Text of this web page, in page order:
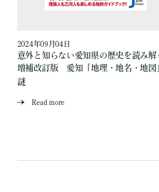
2024年09月04日
意外と知らない愛知県の歴史を読み解
増補改訂版 愛知「地理・地名・地図
謎
Read more